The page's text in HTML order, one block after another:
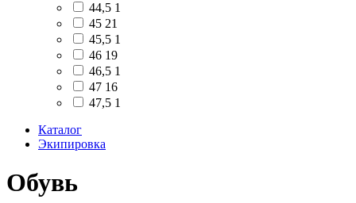
44,5 1
45 21
45,5 1
46 19
46,5 1
47 16
47,5 1
Каталог
Экипировка
Обувь